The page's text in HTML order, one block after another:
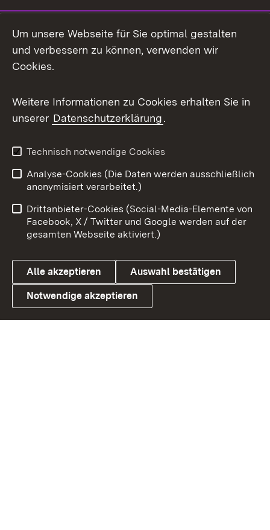
Mastodon
Messenger
Social Wall
X / Twitter
Youtube
Link zum Landesportal
Benutzungshinweise
Barrierefreiheit
Datenschutz
Cookies
Um unsere Webseite für Sie optimal gestalten
und verbessern zu können, verwenden wir
Cookies.
Weitere Informationen zu Cookies erhalten Sie in
unserer Datenschutzerklärung.
Technisch notwendige Cookies
Analyse-Cookies (Die Daten werden ausschließlich
anonymisiert verarbeitet.)
Drittanbieter-Cookies (Social-Media-Elemente von
Facebook, X / Twitter und Google werden auf der
gesamten Webseite aktiviert.)
Alle akzeptieren Auswahl bestätigen
Notwendige akzeptieren